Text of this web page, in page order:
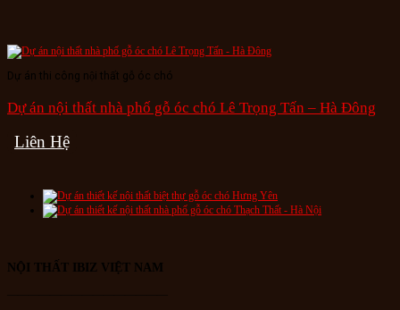
Dự án thi công nội thất gỗ óc chó
Dự án nội thất nhà phố gỗ óc chó Lê Trọng Tấn – Hà Đông
Liên Hệ
NỘI THẤT IBIZ VIỆT NAM